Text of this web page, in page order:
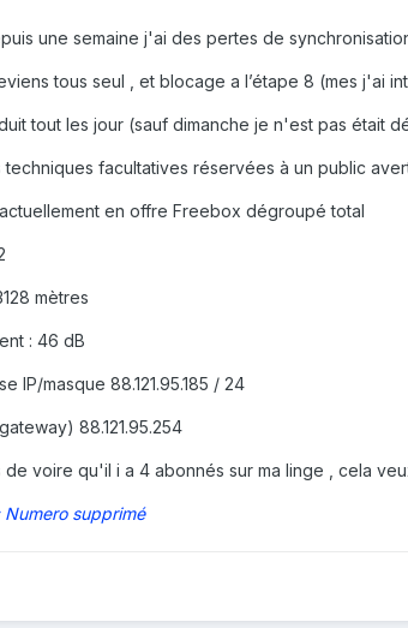
une semaine j'ai des pertes de
tous seul , et blocage a l’étape 8 (mes j'ai
tout les jour (sauf dimanche je n'est pas était
techniques facultatives réservées à un public
en offre Freebox dégroupé total
mètres
: 46 dB
IP/masque 88.121.95.185 / 24
88.121.95.254
de voire qu'il i a 4 abonnés sur ma linge , cela
Numero supprimé